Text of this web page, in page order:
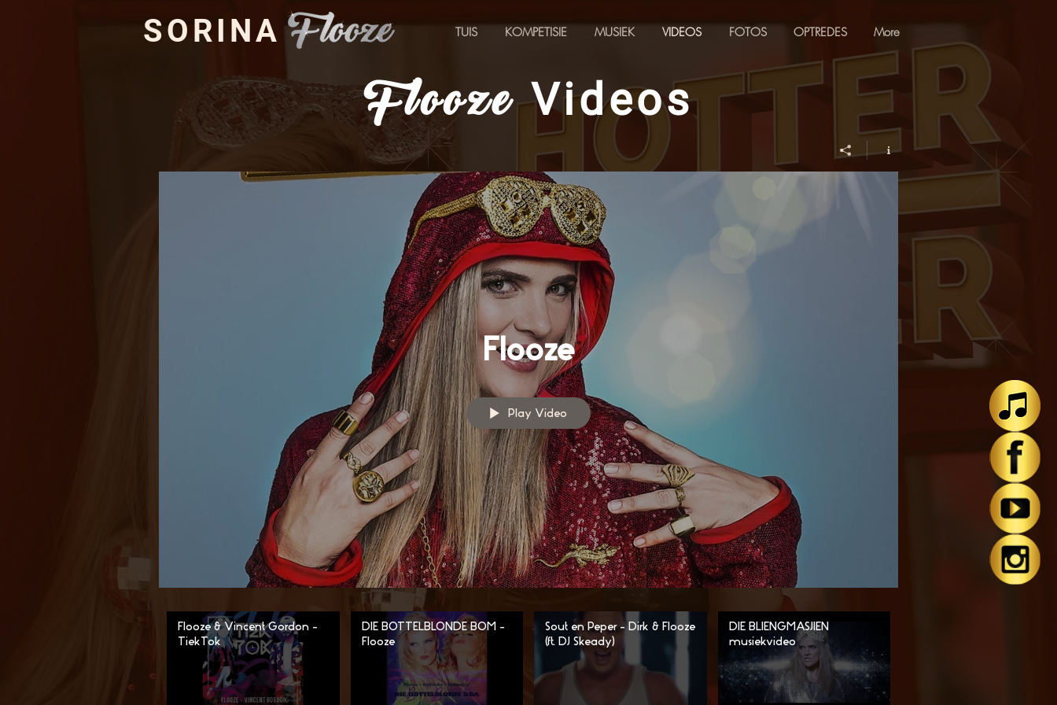
SORINA TUIS KOMPETISIE MUSIEK VIDEOS FOTOS ​OPTREDES More
FloozeVideos
Flooze
Play Video
Flooze & Vincent Gordon -
TiekTok
DIE BOTTELBLONDE BOM -
Flooze
Sout en Peper - Dirk & Flooze
(ft. DJ Skeady)
DIE BLIENGMASJIEN
musiekvideo